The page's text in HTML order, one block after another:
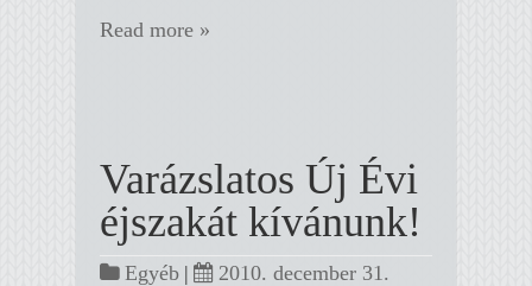
Read more »
Varázslatos Új Évi
éjszakát kívánunk!
Egyéb |
2010. december 31.